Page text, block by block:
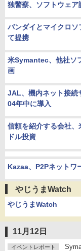
独警察、ソフトウェ
バンダイとマイクロ
て提携
米Symantec、他社ソ
画
JAL、機内ネット接
04年中に導入
信頼を紹介する会社
ドル投資
Kazaa、P2Pネットワ
やじうまWatch
やじうまWatch
11月12日
イベントレポート